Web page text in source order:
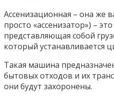
Ассенизационная – она же
просто «ассенизатор») –
представляющая собой
который устанавливается
Такая машина
бытовых отходов и их
они будут захоронены.